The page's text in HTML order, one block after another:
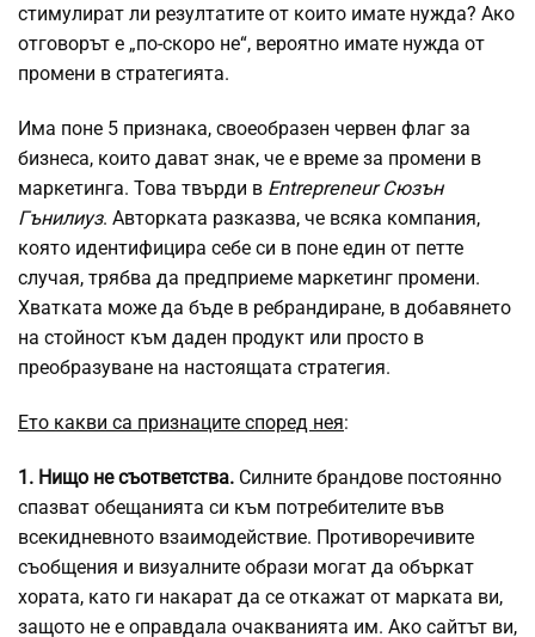
стимулират ли резултатите от които имате нужда? Ако
отговорът е „по-скоро не“, вероятно имате нужда от
промени в стратегията.
Има поне 5 признака, своеобразен червен флаг за
бизнеса, които дават знак, че е време за промени в
маркетинга. Това твърди в Entrepreneur Сюзън
Гънилиуз. Авторката разказва, че всяка компания,
която идентифицира себе си в поне един от петте
случая, трябва да предприеме маркетинг промени.
Хватката може да бъде в ребрандиране, в добавянето
на стойност към даден продукт или просто в
преобразуване на настоящата стратегия.
Ето какви са признаците според нея:
1. Нищо не съответства. Силните брандове постоянно
спазват обещанията си към потребителите във
всекидневното взаимодействие. Противоречивите
съобщения и визуалните образи могат да объркат
хората, като ги накарат да се откажат от марката ви,
защото не е оправдала очакванията им. Ако сайтът ви,